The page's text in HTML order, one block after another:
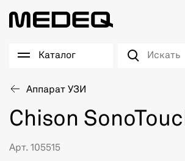
Каталог
Аппарат УЗИ
Chison
Арт. 105515